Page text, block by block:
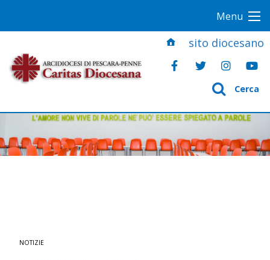
n
t
Menu
sito diocesano
Cerca
NOTIZIE